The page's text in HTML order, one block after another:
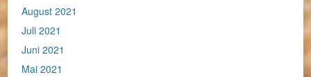
August 2021
Juli 2021
Juni 2021
Mai 2021